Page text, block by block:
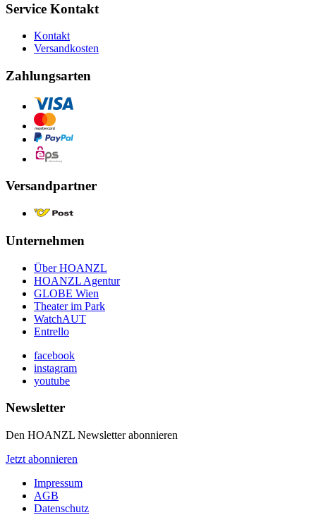
Service Kontakt
Kontakt
Versandkosten
Zahlungsarten
Versandpartner
Unternehmen
Über HOANZL
HOANZL Agentur
GLOBE Wien
Theater im Park
WatchAUT
Entrello
facebook
instagram
youtube
Newsletter
Den HOANZL Newsletter abonnieren
Jetzt abonnieren
Impressum
AGB
Datenschutz